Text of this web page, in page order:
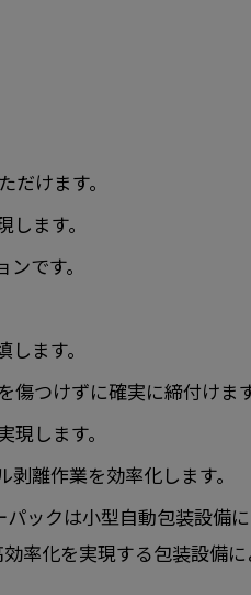
けます。
ます。
です。
ます。
傷つけずに確実に締付けま
します。
離作業を効率化します。
ックは小型自動包装設
率化を実現する包装設備